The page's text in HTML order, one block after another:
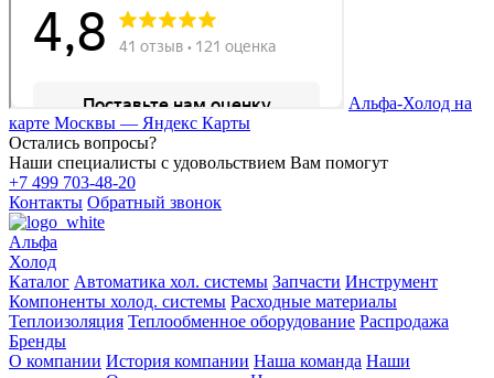
Альфа-Холод на
карте Москвы — Яндекс Карты
Остались вопросы?
Наши специалисты с удовольствием Вам помогут
+7 499 703-48-20
Контакты Обратный звонок
Альфа
Холод
Каталог Автоматика хол. системы Запчасти Инструмент
Компоненты холод. системы Расходные материалы
Теплоизоляция Теплообменное оборудование Распродажа
Бренды
О компании История компании Наша команда Наши